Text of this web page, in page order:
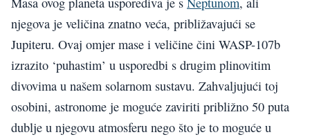
njegova je veličina znatno veća, približavajući se
Jupiteru. Ovaj omjer mase i veličine čini WASP-107b
izrazito ‘puhastim’ u usporedbi s drugim plinovitim
divovima u našem solarnom sustavu. Zahvaljujući toj
osobini, astronome je moguće zaviriti približno 50 puta
dublje u njegovu atmosferu nego što je to moguće u